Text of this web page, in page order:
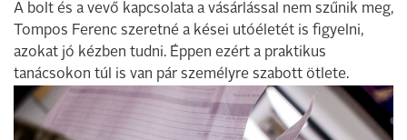
A bolt és a vevő kapcsolata a vásárlással nem szűnik meg,
Tompos Ferenc szeretné a kései utóéletét is figyelni,
azokat jó kézben tudni. Éppen ezért a praktikus
tanácsokon túl is van pár személyre szabott ötlete.